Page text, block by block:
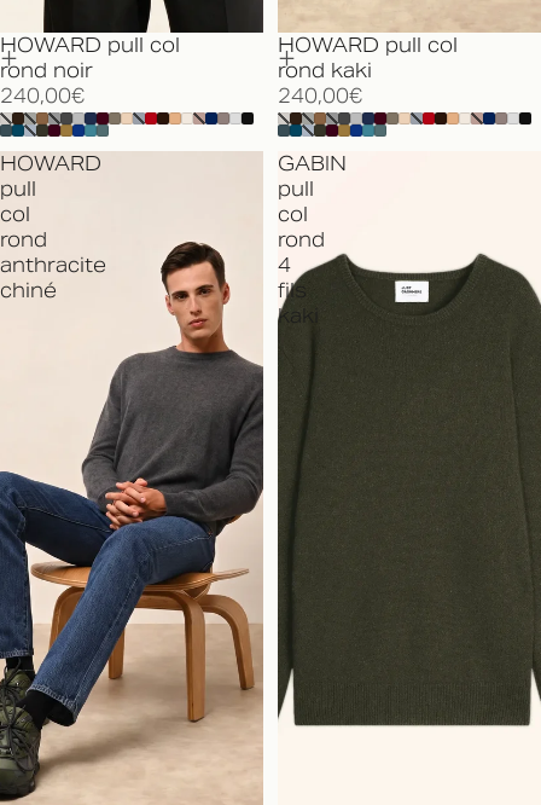
HOWARD pull col
rond noir
240,00€
HOWARD pull col
rond kaki
240,00€
HOWARD
pull
col
rond
anthracite
chiné
GABIN
pull
col
rond
4
fils
kaki